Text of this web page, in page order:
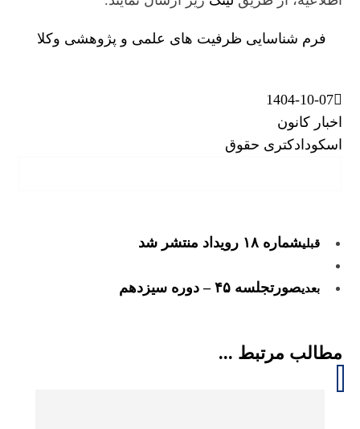
فرم شناسایی ظرفیت های علمی و پژوهشی وکلا
1404-10-07
اخبار کانون
اسکودا دکتری حقوق
قبلیشماره ۱۸ رویداد منتشر شد
بعدیصورتجلسه ۴۵ – دوره سیزدهم
مطالب مرتبط ...